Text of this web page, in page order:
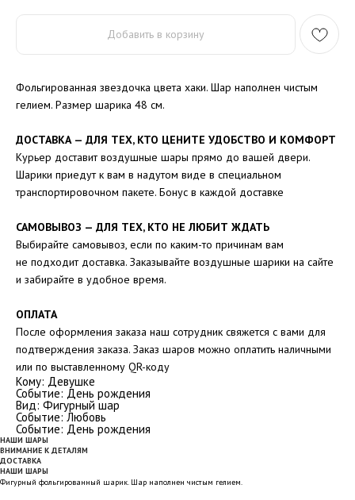
Добавить в корзину
Фольгированная звездочка цвета хаки. Шар наполнен чистым
гелием. Размер шарика 48 см.
ДОСТАВКА — ДЛЯ ТЕХ, КТО ЦЕНИТЕ УДОБСТВО И КОМФОРТ
Курьер доставит воздушные шары прямо до вашей двери.
Шарики приедут к вам в надутом виде в специальном
транспортировочном пакете. Бонус в каждой доставке
САМОВЫВОЗ — ДЛЯ ТЕХ, КТО НЕ ЛЮБИТ ЖДАТЬ
Выбирайте самовывоз, если по каким-то причинам вам
не подходит доставка. Заказывайте воздушные шарики на сайте
и забирайте в удобное время.
ОПЛАТА
После оформления заказа наш сотрудник свяжется с вами для
подтверждения заказа. Заказ шаров можно оплатить наличными
или по выставленному QR-коду
Кому: Девушке
Событие: День рождения
Вид: Фигурный шар
Событие: Любовь
Событие: День рождения
НАШИ ШАРЫ
ВНИМАНИЕ К ДЕТАЛЯМ
ДОСТАВКА
НАШИ ШАРЫ
Фигурный фольгированный шарик. Шар наполнен чистым гелием.